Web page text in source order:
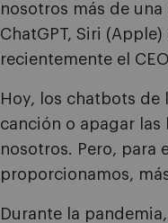
nosotros más de
ChatGPT, Siri
recientemente el
Hoy, los chatbots de
canción o apagar las
nosotros. Pero, para
proporcionamos,
Durante la